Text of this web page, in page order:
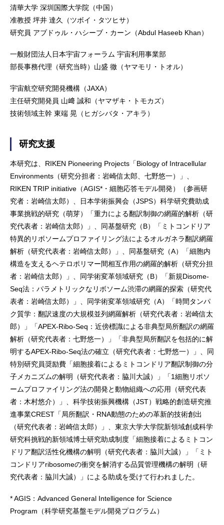
清華大学 深圳国際大学院（中国）
准教授 坪井 達久（ツボイ・タツヒサ）
研究員 アブドゥル・ハシーブ・カーン（Abdul Haseeb Khan）
一般財団法人日本宇宙フォーラム 宇宙利用事業部
部長事務代理（研究当時）山盛 徹（ヤマモリ・トオル）
宇宙航空研究開発機構（JAXA）
主任研究開発員 山﨑 誠和（ヤマザキ・トモカズ）
技術領域主幹 東端 晃（ヒガシバタ・アキラ）
研究支援
本研究は、RIKEN Pioneering Projects「Biology of Intracellular
Environments（研究分担者：岩崎信太郎、七野悠一）」、
RIKEN TRIP initiative（AGIS*・細胞応答モデル開発）（参画研
究者：岩崎信太郎）、日本学術振興会（JSPS）科学研究費助成
事業挑戦的研究（萌芽）「重力による翻訳制御の網羅的解析（研
究代表者：岩崎信太郎）」、同基盤研究（B）「ミトコンドリア
特異的リボソームプロファイリング法によるオルガネラ翻訳網羅
解析（研究代表者：岩崎信太郎）」、同基盤研究（A）「細胞内
構造を支えるヘテロポリマー間相互作用の網羅的解析（研究分担
者：岩崎信太郎）」、同学術変革領域研究（B）「新規Disome-
Seq法：パラメトリックなリボソーム渋滞の網羅的探索（研究代
表者：岩崎信太郎）」、同学術変革領域研究（A）「時間タンパ
ク質学：翻訳速度の大規模並列網羅解析（研究代表者：岩崎信太
郎）」「APEX-Ribo-Seq：近傍標識による非典型局所翻訳の網羅
解析（研究代表者：七野悠一）」「非典型局所翻訳を包括的に解
明するAPEX-Ribo-Seq法の確立（研究代表者：七野悠一）」、同
特別研究員奨励費「細胞接着によるミトコンドリア翻訳制御の分
子メカニズムの解明（研究代表者：脇川大誠）」「1細胞リボソ
ームプロファイリング法の開発と動物組織への応用（研究代表
者：木村悠介）」、科学技術振興機構（JST）戦略的創造研究推
進事業CREST「局所翻訳・RNA動態のための革新的技術創出
（研究代表者：岩崎信太郎）」、東京大学大学院新領域創成科学
研究科挑戦的新領域博士研究助成制度「細胞接着によるミトコン
ドリア翻訳活性化機構の解明（研究代表者：脇川大誠）」「ミト
コンドリアribosomeの衝突を解消する品質管理機構の解明（研
究代表者：脇川大誠）」による助成を受けて行われました。
* AGIS：Advanced General Intelligence for Science
Program（科学研究基盤モデル開発プログラム）